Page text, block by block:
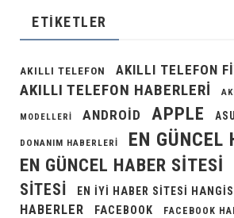
ETIKETLER
AKILLI TELEFON AKILLI TELEFON
AKILLI TELEFON HABERLERI
MODELLERI ANDROID APPLE
DONANIM HABERLERI EN GÜNCEL
EN GÜNCEL HABER SITESI
SITESI
EN IYI HABER SITESI
HABERLER
FACEBOOK FACEBOOK